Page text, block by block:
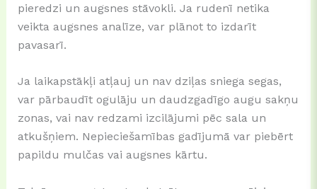
pieredzi un augsnes stāvokli. Ja rudenī netika
veikta augsnes analīze, var plānot to izdarīt
pavasarī.
Ja laikapstākļi atļauj un nav dziļas sniega segas,
var pārbaudīt ogulāju un daudzgadīgo augu sakņu
zonas, vai nav redzami izcilājumi pēc sala un
atkušņiem. Nepieciešamības gadījumā var piebērt
papildu mulčas vai augsnes kārtu.